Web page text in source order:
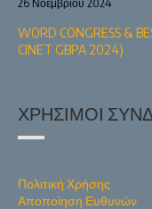
WORD CONGRESS &
CINET GBPA 2024)
26 Νοεμβρίου 2024
ΧΡΉΣΙΜΟΙ
Πολιτική Χρήσης
Αποποίηση Ευθυνών